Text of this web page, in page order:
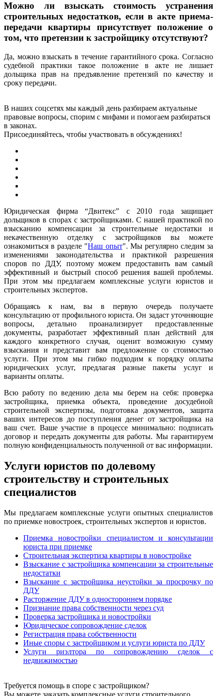
Можно ли взыскать стоимость устранения
строительных недостатков, если в акте приема-
передачи квартиры присутствует положение о
том, что претензии к застройщику отсутствуют?
Да, можно взыскать в течение гарантийного срока. Согласно
судебной практики такое положение в акте не лишает
дольщика прав на предъявление претензий по качеству и
сроку передачи.
В наших соцсетях мы каждый день разбираем актуальные
правовые вопросы, спорим с мифами и помогаем разбираться
в законах.
Присоединяйтесь, чтобы участвовать в обсуждениях!
Юридическая фирма “Двитекс” с 2010 года защищает
дольщиков в спорах с застройщиками. С нашей практикой по
взысканию компенсации за строительные недостатки и
некачественную отделку с застройщиков вы можете
ознакомиться в разделе "Наш опыт". Мы регулярно следим за
изменениями законодательства и практикой разрешения
споров по ДДУ, поэтому можем предоставить вам самый
эффективный и быстрый способ решения вашей проблемы.
При этом мы предлагаем комплексные услуги юристов и
строительных экспертов.
Обращаясь к нам, вы в первую очередь получаете
консультацию от профильного юриста. Он задаст уточняющие
вопросы, детально проанализирует предоставленные
документы, разработает эффективный план действий для
каждого конкретного случая, оценит возможную сумму
взыскания и представит вам предложение со стоимостью
услуги. При этом мы гибко подходим к порядку оплаты
юридических услуг, предлагая разные пакеты услуг и
варианты оплаты.
Всю работу по ведению дела мы берем на себя: проверка
застройщика, приемка объекта, проведение досудебной
строительной экспертизы, подготовка документов, защита
ваших интересов до поступления денег от застройщика на
ваш счет. Ваше участие в процессе минимально: подписать
договор и передать документы для работы. Мы гарантируем
полную конфиденциальность полученной от вас информации.
Услуги юристов по долевому
строительству и строительных
специалистов
Мы предлагаем комплексные услуги опытных специалистов
по приемке новостроек, строительных экспертов и юристов.
Приемка новостройки специалистом и консультации
юриста при приемке
Строительная экспертиза квартиры в новостройке
Взыскание с застройщика компенсации за строительные
недостатки
Взыскание с застройщика неустойки за просрочку по
ДДУ
Расторжение ДДУ в одностороннем порядке
Признание права собственности через суд
Проверка застройщика и новостройки
Юридическое сопровождение сделок
Регистрация права собственности
Иные споры с застройщиком и услуги юриста по ДДУ
Услуги риэлтора по сопровождению сделок с
недвижимостью
Требуется помощь в споре с застройщиком?
Вы можете заказать комплексные услуги строительного